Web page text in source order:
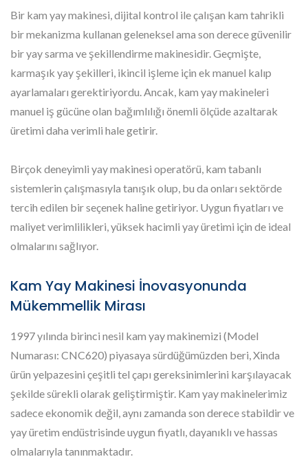
Bir kam yay makinesi, dijital kontrol ile çalışan kam tahrikli
bir mekanizma kullanan geleneksel ama son derece güvenilir
bir yay sarma ve şekillendirme makinesidir. Geçmişte,
karmaşık yay şekilleri, ikincil işleme için ek manuel kalıp
ayarlamaları gerektiriyordu. Ancak, kam yay makineleri
manuel iş gücüne olan bağımlılığı önemli ölçüde azaltarak
üretimi daha verimli hale getirir.
Birçok deneyimli yay makinesi operatörü, kam tabanlı
sistemlerin çalışmasıyla tanışık olup, bu da onları sektörde
tercih edilen bir seçenek haline getiriyor. Uygun fiyatları ve
maliyet verimlilikleri, yüksek hacimli yay üretimi için de ideal
olmalarını sağlıyor.
Kam Yay Makinesi İnovasyonunda
Mükemmellik Mirası
1997 yılında birinci nesil kam yay makinemizi (Model
Numarası: CNC620) piyasaya sürdüğümüzden beri, Xinda
ürün yelpazesini çeşitli tel çapı gereksinimlerini karşılayacak
şekilde sürekli olarak geliştirmiştir. Kam yay makinelerimiz
sadece ekonomik değil, aynı zamanda son derece stabildir ve
yay üretim endüstrisinde uygun fiyatlı, dayanıklı ve hassas
olmalarıyla tanınmaktadır.